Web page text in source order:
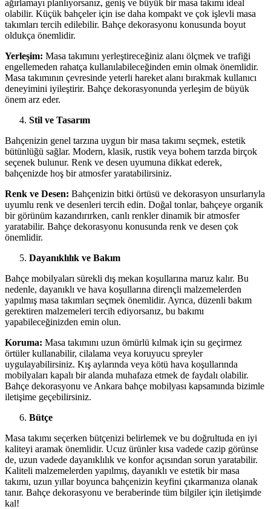
ağırlamayı planlıyorsanız, geniş ve büyük bir masa takımı ideal
olabilir. Küçük bahçeler için ise daha kompakt ve çok işlevli masa
takımları tercih edilebilir. Bahçe dekorasyonu konusunda boyut
oldukça önemlidir.
Yerleşim: Masa takımını yerleştireceğiniz alanı ölçmek ve trafiği
engellemeden rahatça kullanılabileceğinden emin olmak önemlidir.
Masa takımının çevresinde yeterli hareket alanı bırakmak kullanıcı
deneyimini iyileştirir. Bahçe dekorasyonunda yerleşim de büyük
önem arz eder.
Stil ve Tasarım
Bahçenizin genel tarzına uygun bir masa takımı seçmek, estetik
bütünlüğü sağlar. Modern, klasik, rustik veya bohem tarzda birçok
seçenek bulunur. Renk ve desen uyumuna dikkat ederek,
bahçenizde hoş bir atmosfer yaratabilirsiniz.
Renk ve Desen: Bahçenizin bitki örtüsü ve dekorasyon unsurlarıyla
uyumlu renk ve desenleri tercih edin. Doğal tonlar, bahçeye organik
bir görünüm kazandırırken, canlı renkler dinamik bir atmosfer
yaratabilir. Bahçe dekorasyonu konusunda renk ve desen çok
önemlidir.
Dayanıklılık ve Bakım
Bahçe mobilyaları sürekli dış mekan koşullarına maruz kalır. Bu
nedenle, dayanıklı ve hava koşullarına dirençli malzemelerden
yapılmış masa takımları seçmek önemlidir. Ayrıca, düzenli bakım
gerektiren malzemeleri tercih ediyorsanız, bu bakımı
yapabileceğinizden emin olun.
Koruma: Masa takımını uzun ömürlü kılmak için su geçirmez
örtüler kullanabilir, cilalama veya koruyucu spreyler
uygulayabilirsiniz. Kış aylarında veya kötü hava koşullarında
mobilyaları kapalı bir alanda muhafaza etmek de faydalı olabilir.
Bahçe dekorasyonu ve Ankara bahçe mobilyası kapsamında bizimle
iletişime geçebilirsiniz.
Bütçe
Masa takımı seçerken bütçenizi belirlemek ve bu doğrultuda en iyi
kaliteyi aramak önemlidir. Ucuz ürünler kısa vadede cazip görünse
de, uzun vadede dayanıklılık ve konfor açısından sorun yaratabilir.
Kaliteli malzemelerden yapılmış, dayanıklı ve estetik bir masa
takımı, uzun yıllar boyunca bahçenizin keyfini çıkarmanıza olanak
tanır. Bahçe dekorasyonu ve beraberinde tüm bilgiler için iletişimde
kal!